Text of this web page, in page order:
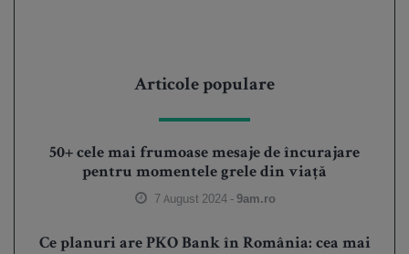
Articole populare
50+ cele mai frumoase mesaje de încurajare
pentru momentele grele din viață
7 August 2024 -9am.ro
Ce planuri are PKO Bank în România: cea mai